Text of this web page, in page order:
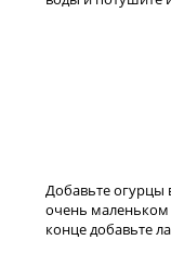
Добавьте огурцы
очень маленьком
конце добавьте